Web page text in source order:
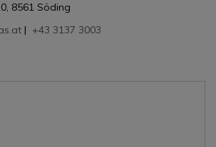
8561 Söding
| +43 3137 3003